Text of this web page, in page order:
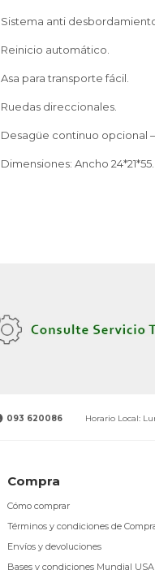
Sistema anti
Reinicio automático.
Asa para transporte fácil.
Ruedas direccionales.
Desagüe continuo opcional
Dimensiones: Ancho 24*21*55.
093 620086 Horario Local:
Compra
Cómo comprar
Términos y condiciones de
Envíos y devoluciones
Bases y condiciones Mundial USA